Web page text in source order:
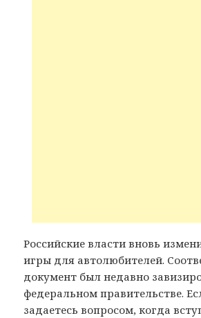
Российские власти вновь
игры для автолюбителей.
документ был недавно
федеральном правительстве.
задаетесь вопросом, когда